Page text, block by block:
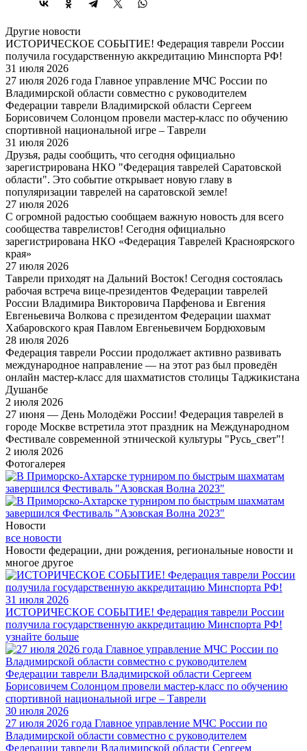
Другие новости
ИСТОРИЧЕСКОЕ СОБЫТИЕ! Федерация таврели России
получила государственную аккредитацию Минспорта РФ!
31 июля 2026
27 июля 2026 года Главное управление МЧС России по
Владимирской области совместно с руководителем
Федерации таврели Владимирской области Сергеем
Борисовичем Солонцом провели мастер-класс по обучению
спортивной национальной игре – Таврели
31 июля 2026
Друзья, рады сообщить, что сегодня официально
зарегистрирована НКО "Федерация таврелей Саратовской
области". Это событие открывает новую главу в
популяризации таврелей на саратовской земле!
27 июля 2026
С огромной радостью сообщаем важную новость для всего
сообщества таврелистов! Сегодня официально
зарегистрирована НКО «Федерация Таврелей Красноярского
края»
27 июля 2026
Таврели приходят на Дальний Восток! Сегодня состоялась
рабочая встреча вице-президентов Федерации таврелей
России Владимира Викторовича Парфенова и Евгения
Евгеньевича Волкова с президентом Федерации шахмат
Хабаровского края Павлом Евгеньевичем Бордюховым
28 июля 2026
Федерация таврели России продолжает активно развивать
международное направление — на этот раз был проведён
онлайн мастер-класс для шахматистов столицы Таджикистана
Душанбе
2 июля 2026
27 июня — День Молодёжи России! Федерация таврелей в
городе Москве встретила этот праздник на Международном
Фестивале современной этнической культуры "Русь_свет"!
2 июля 2026
Фотогалерея
Новости
все новости
Новости федерации, дни рождения, региональные новости и
многое другое
31 июля 2026
ИСТОРИЧЕСКОЕ СОБЫТИЕ! Федерация таврели России
получила государственную аккредитацию Минспорта РФ!
узнайте больше
30 июля 2026
27 июля 2026 года Главное управление МЧС России по
Владимирской области совместно с руководителем
Федерации таврели Владимирской области Сергеем